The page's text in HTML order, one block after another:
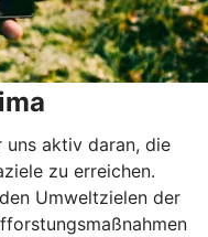
aktiv daran, die
zu erreichen.
Umweltzielen der